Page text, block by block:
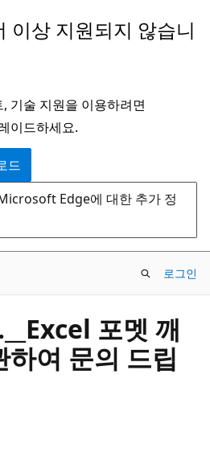
이상 지원되지 않습니
기술 지원을 이용하려면
이드하세요.
드
Edge에 대한 추가 정
로그인
포멧 깨
하여 문의 드립